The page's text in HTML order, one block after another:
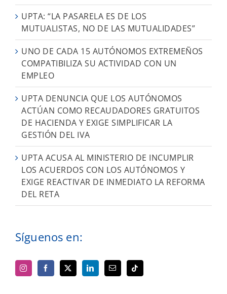
UPTA: “LA PASARELA ES DE LOS
MUTUALISTAS, NO DE LAS MUTUALIDADES”
UNO DE CADA 15 AUTÓNOMOS EXTREMEÑOS
COMPATIBILIZA SU ACTIVIDAD CON UN
EMPLEO
UPTA DENUNCIA QUE LOS AUTÓNOMOS
ACTÚAN COMO RECAUDADORES GRATUITOS
DE HACIENDA Y EXIGE SIMPLIFICAR LA
GESTIÓN DEL IVA
UPTA ACUSA AL MINISTERIO DE INCUMPLIR
LOS ACUERDOS CON LOS AUTÓNOMOS Y
EXIGE REACTIVAR DE INMEDIATO LA REFORMA
DEL RETA
Síguenos en: